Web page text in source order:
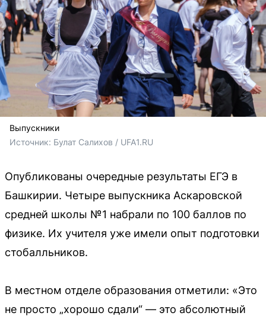
Выпускники
Источник: Булат Салихов / UFA1.RU
Опубликованы очередные результаты ЕГЭ в
Башкирии. Четыре выпускника Аскаровской
средней школы №1 набрали по 100 баллов по
физике. Их учителя уже имели опыт подготовки
стобалльников.
В местном отделе образования отметили: «Это
не просто „хорошо сдали“ — это абсолютный